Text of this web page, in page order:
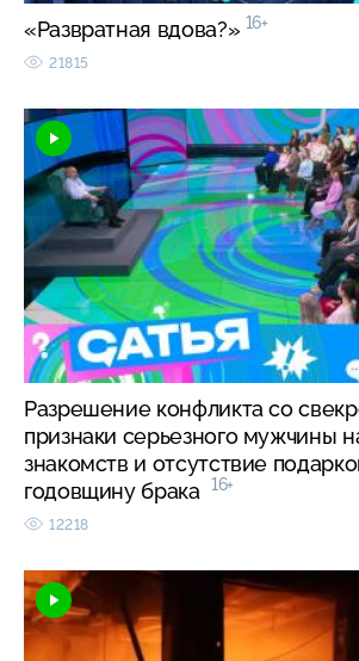
«Развратная вдова?» 16+
21815
Разрешение конфликта со
признаки серьезного мужчины
знакомств и отсутствие
годовщину брака
16+
12218